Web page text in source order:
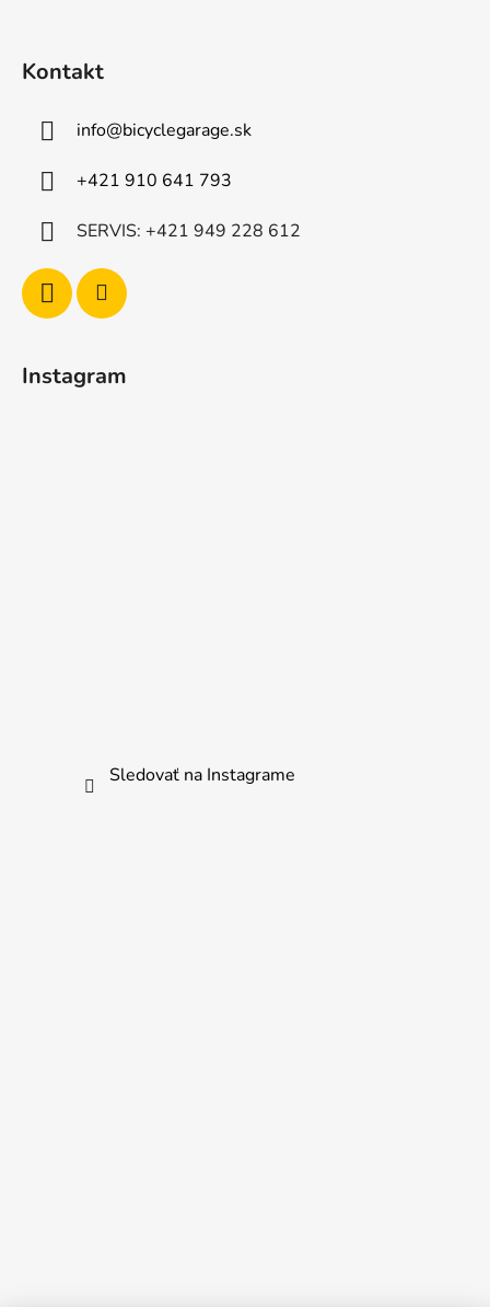
Kontakt
info@bicyclegarage.sk
+421 910 641 793
SERVIS: +421 949 228 612
Instagram
Sledovať na Instagrame